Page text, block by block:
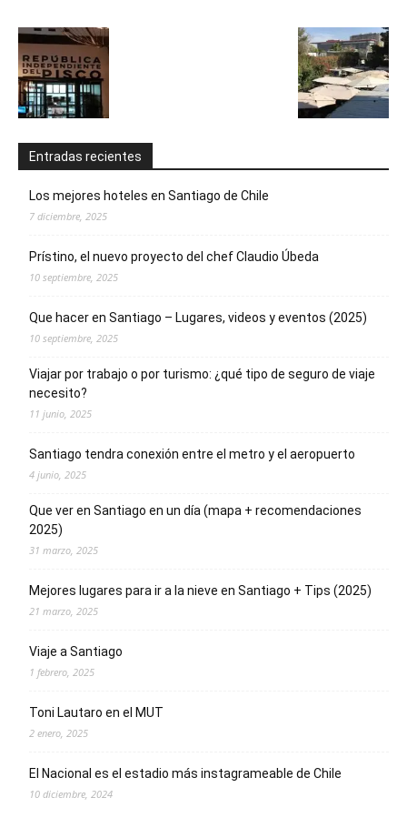
Entradas recientes
Los mejores hoteles en Santiago de Chile
7 diciembre, 2025
Prístino, el nuevo proyecto del chef Claudio Úbeda
10 septiembre, 2025
Que hacer en Santiago – Lugares, videos y eventos (2025)
10 septiembre, 2025
Viajar por trabajo o por turismo: ¿qué tipo de seguro de viaje
necesito?
11 junio, 2025
Santiago tendra conexión entre el metro y el aeropuerto
4 junio, 2025
Que ver en Santiago en un día (mapa + recomendaciones
2025)
31 marzo, 2025
Mejores lugares para ir a la nieve en Santiago + Tips (2025)
21 marzo, 2025
Viaje a Santiago
1 febrero, 2025
Toni Lautaro en el MUT
2 enero, 2025
El Nacional es el estadio más instagrameable de Chile
10 diciembre, 2024